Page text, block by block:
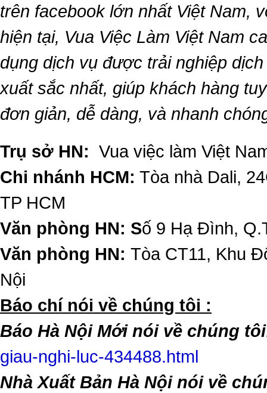
trên facebook lớn nhất Việt Nam,
hiện tại, Vua Việc Làm Việt Nam
dụng dịch vụ được trải nghiệp
xuất sắc nhất, giúp khách hàng
đơn giản, dễ dàng, và nhanh
Trụ sở HN: Vua việc làm Việt
Chi nhánh HCM: Tòa nhà Dali,
TP HCM
Văn phòng HN: Số 9 Hạ Đình,
Văn phòng HN: Tòa CT11, Khu
Nội
​Báo chí nói về chúng tôi :
Báo Hà Nội Mới nói về chúng
giau-nghi-luc-434488.html
Nhà Xuất Bản Hà Nội nói về